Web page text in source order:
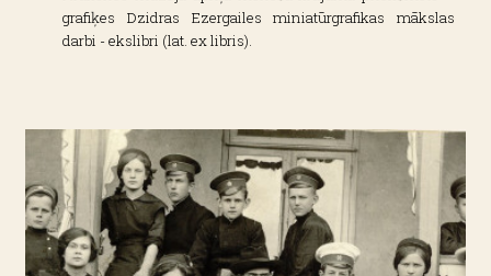
grafiķes Dzidras Ezergailes miniatūrgrafikas mākslas
darbi - ekslibri (lat. ex libris).